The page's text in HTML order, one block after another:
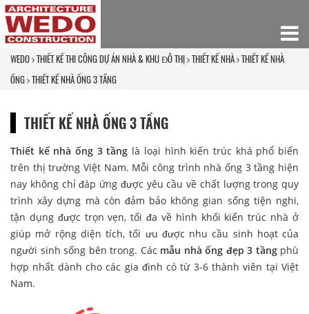
WEDO THIẾT KẾ THI CÔNG DỰ ÁN NHÀ & KHU ĐÔ THỊ THIẾT KẾ NHÀ THIẾT KẾ NHÀ
ỐNG THIẾT KẾ NHÀ ỐNG 3 TẦNG
THIẾT KẾ NHÀ ỐNG 3 TẦNG
Thiết kế nhà ống 3 tầng là loại hình kiến trúc khá phổ biến
trên thị trường Việt Nam. Mỗi công trình nhà ống 3 tầng hiện
nay không chỉ đáp ứng được yêu cầu về chất lượng trong quy
trình xây dựng mà còn đảm bảo không gian sống tiện nghi,
tận dụng được trọn vẹn, tối đa về hình khối kiến trúc nhà ở
giúp mở rộng diện tích, tối ưu được nhu cầu sinh hoạt của
người sinh sống bên trong. Các mẫu nhà ống đẹp 3 tầngphù
hợp nhất dành cho các gia đình có từ 3-6 thành viên tại Việt
Nam.